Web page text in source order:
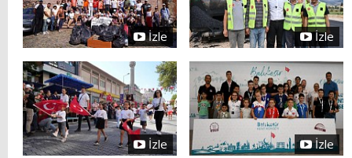
İzle İzle
İzle İzle